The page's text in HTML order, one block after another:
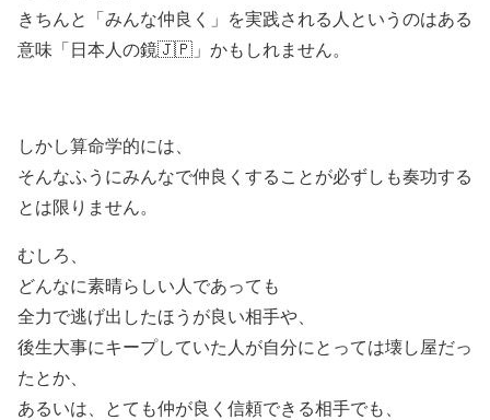
きちんと「みんな仲良く」を実践される人というのはある
意味「日本人の鏡🇯🇵」かもしれません。
しかし算命学的には、
そんなふうにみんなで仲良くすることが必ずしも奏功する
とは限りません。
むしろ、
どんなに素晴らしい人であっても
全力で逃げ出したほうが良い相手や、
後生大事にキープしていた人が自分にとっては壊し屋だっ
たとか、
あるいは、とても仲が良く信頼できる相手でも、